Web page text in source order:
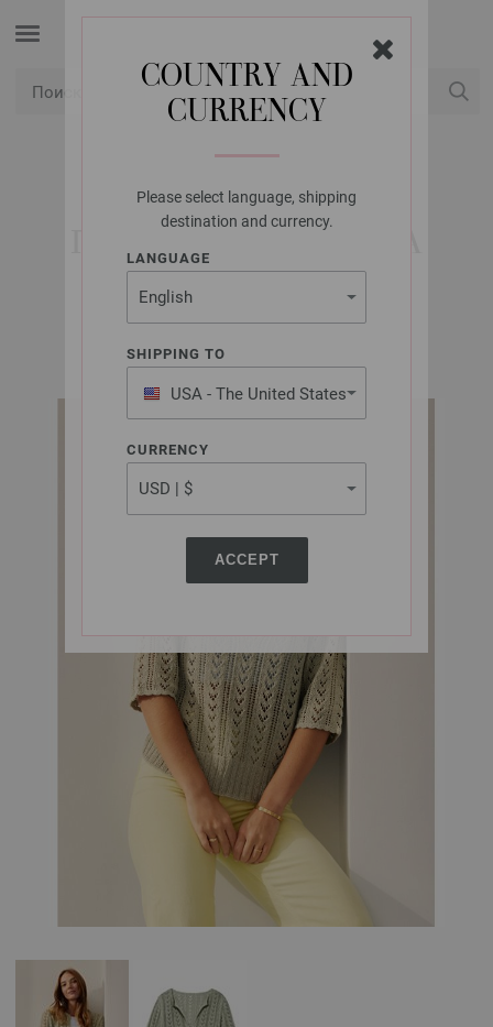
COUNTRY AND
CURRENCY
Please select language, shipping
destination and currency.
LANGUAGE
SHIPPING TO
USA - The United States
of America
CURRENCY
ACCEPT
LANA GROSSA
ПУЛОВЕР SETAPURA
Classici No. 26 | Модель 28